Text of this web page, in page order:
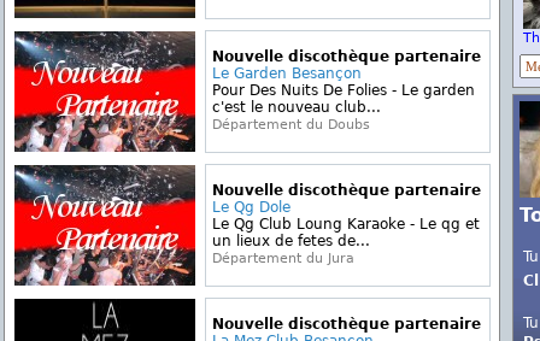
Nouvelle discothèque partenaire
Le Garden Besançon
Pour Des Nuits De Folies - Le garden
c'est le nouveau club...
Département du Doubs
Nouvelle discothèque partenaire
Le Qg Dole
Le Qg Club Loung Karaoke - Le qg et
un lieux de fetes de...
Département du Jura
Nouvelle discothèque partenaire